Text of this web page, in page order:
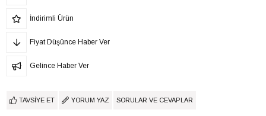
İndirimli Ürün
Fiyat Düşünce Haber Ver
Gelince Haber Ver
TAVSIYE ET YORUM YAZ SORULAR VE CEVAPLAR